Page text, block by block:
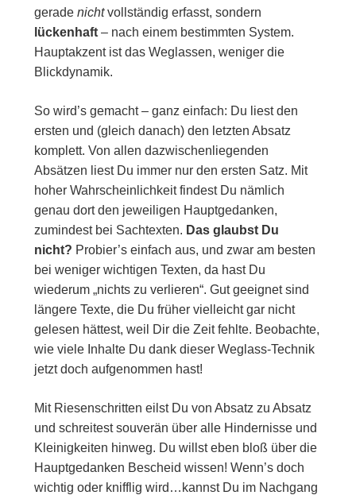
gerade nichtvollständig erfasst, sondern
lückenhaft– nach einem bestimmten System.
Hauptakzent ist das Weglassen, weniger die
Blickdynamik.
So wird’s gemacht – ganz einfach: Du liest den
ersten und (gleich danach) den letzten Absatz
komplett. Von allen dazwischenliegenden
Absätzen liest Du immer nur den ersten Satz. Mit
hoher Wahrscheinlichkeit findest Du nämlich
genau dort den jeweiligen Hauptgedanken,
zumindest bei Sachtexten. Das glaubst Du
nicht? Probier’s einfach aus, und zwar am besten
bei weniger wichtigen Texten, da hast Du
wiederum „nichts zu verlieren“. Gut geeignet sind
längere Texte, die Du früher vielleicht gar nicht
gelesen hättest, weil Dir die Zeit fehlte. Beobachte,
wie viele Inhalte Du dank dieser Weglass-Technik
jetzt doch aufgenommen hast!
Mit Riesenschritten eilst Du von Absatz zu Absatz
und schreitest souverän über alle Hindernisse und
Kleinigkeiten hinweg. Du willst eben bloß über die
Hauptgedanken Bescheid wissen! Wenn’s doch
wichtig oder knifflig wird…kannst Du im Nachgang